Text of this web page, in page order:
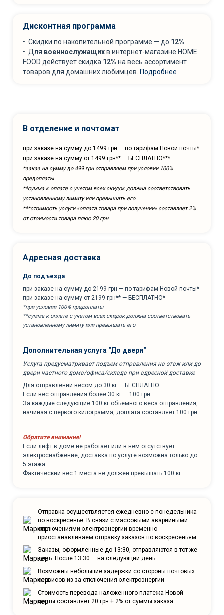
Дисконтная программа
• Скидки по накопительной программе — до 12%
• Для военнослужащихв интернет-магазине HOME
FOOD действует скидка 12% на весь ассортимент
товаров для домашних любимцев. Подробнее
В отделение и почтомат
при заказе на сумму до 1499 грн — по тарифам Новой почты*
при заказе на сумму от 1499 грн** — БЕСПЛАТНО***
*заказ на сумму до 499 грн отправляем при условии 100%
предоплаты
**сумма к оплате с учетом всех скидок должна соответствовать
установленному лимиту или превышать его
***cтоимость услуги «оплата товара при получении» составляет 2%
от стоимости товара плюс 20 грн
Адресная доставка
До подъезда
при заказе на сумму до 2199 грн — по тарифам Новой почты*
при заказе на сумму от 2199 грн** — БЕСПЛАТНО*
*при условии 100% предоплаты
**сумма к оплате с учетом всех скидок должна соответствовать
установленному лимиту или превышать его
Дополнительная услуга "До двери"
Услуга предусматривает подъем отправления на этаж или до
двери частного дома/офиса/склада при адресной доставке
Для отправлений весом до 30 кг — БЕСПЛАТНО.
Если вес отправления более 30 кг — 100 грн.
За каждые следующие 100 кг объемного веса отправления,
начиная с первого килограмма, доплата составляет 100 грн.
Обратите внимание!
Если лифт в доме не работает или в нем отсутствует
электроснабжение, доставка по услуге возможна только до
5 этажа.
Фактический вес 1 места не должен превышать 100 кг.
Отправка осуществляется ежедневно с понедельника
по воскресенье. В связи с массовыми аварийными
отключениями электроэнергии временно
приостанавливаем отправку заказов по воскресеньям
Заказы, оформленные до 13:30, отправляются в тот же
день. После 13:30 — на следующий день
Возможны небольшие задержки со стороны почтовых
сервисов из-за отключения электроэнергии
Стоимость перевода наложенного платежа Новой
почты составляет 20 грн + 2% от суммы заказа